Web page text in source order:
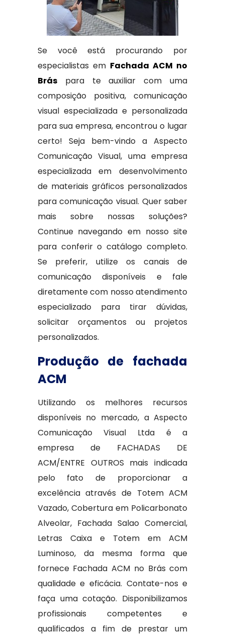
Se você está procurando por
especialistas em Fachada ACM no
Bráspara te auxiliar com uma
composição positiva, comunicação
visual especializada e personalizada
para sua empresa, encontrou o lugar
certo! Seja bem-vindo a Aspecto
Comunicação Visual, uma empresa
especializada em desenvolvimento
de materiais gráficos personalizados
para comunicação visual. Quer saber
mais sobre nossas soluções?
Continue navegando em nosso site
para conferir o catálogo completo.
Se preferir, utilize os canais de
comunicação disponíveis e fale
diretamente com nosso atendimento
especializado para tirar dúvidas,
solicitar orçamentos ou projetos
personalizados.
Produção de fachada
ACM
Utilizando os melhores recursos
disponíveis no mercado, a Aspecto
Comunicação Visual Ltda é a
empresa de FACHADAS DE
ACM/ENTRE OUTROS mais indicada
pelo fato de proporcionar a
excelência através de Totem ACM
Vazado, Cobertura em Policarbonato
Alveolar, Fachada Salao Comercial,
Letras Caixa e Totem em ACM
Luminoso, da mesma forma que
fornece Fachada ACM no Brás com
qualidade e eficácia. Contate-nos e
faça uma cotação. Disponibilizamos
profissionais competentes e
qualificados a fim de prestar um